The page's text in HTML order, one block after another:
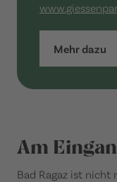
Mehr dazu
Am
Bad Ragaz ist nicht